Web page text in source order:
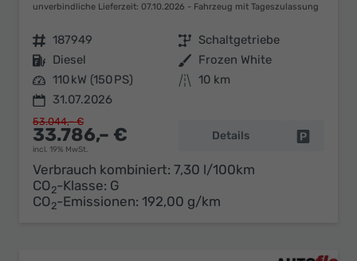
unverbindliche Lieferzeit: 07.10.2026 Fahrzeug mit Tageszulassung
Fahrzeugnr. 187949 Getriebe Schaltgetriebe
Kraftstoff Diesel Außenfarbe Frozen White
Leistung 110 kW (150 PS) Kilometerstand 10 km
31.07.2026
33.786,– €
incl. 19% MwSt.
53.044,– €
Details
Verbrauch kombiniert: 7,30 l/100km
CO2-Klasse: G
CO2-Emissionen: 192,00 g/km